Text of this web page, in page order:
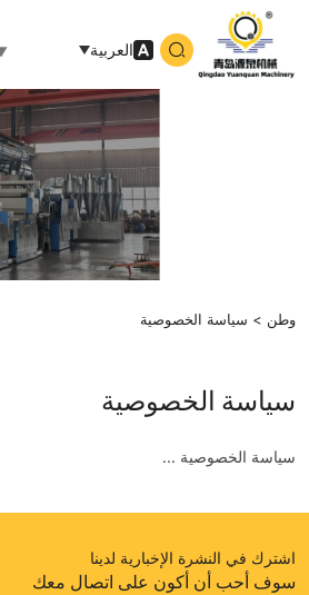
العربية
Qingdao
Yuanquan
Machinery
وطن سياسة الخصوصية
سياسة الخصوصية
سياسة الخصوصية ...
اشترك في النشرة الإخبارية لدينا
سوف أحب أن أكون على اتصال معك